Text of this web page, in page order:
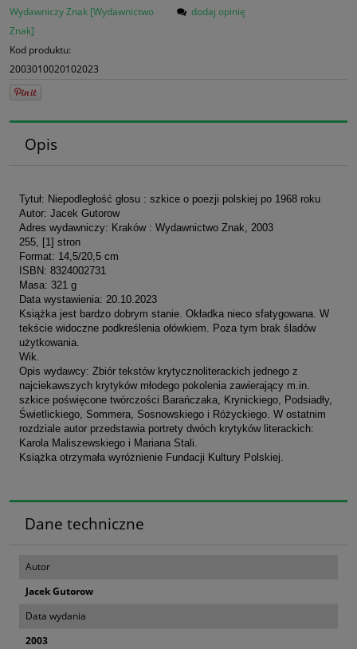
Wydawniczy Znak [Wydawnictwo
Znak]
Kod produktu:
2003010020102023
dodaj opinię
Opis
Tytuł: Niepodległość głosu : szkice o poezji polskiej po 1968 roku
Autor: Jacek Gutorow
Adres wydawniczy: Kraków : Wydawnictwo Znak, 2003
255, [1] stron
Format: 14,5/20,5 cm
ISBN: 8324002731
Masa: 321 g
Data wystawienia: 20.10.2023
Książka jest bardzo dobrym stanie. Okładka nieco sfatygowana. W
tekście widoczne podkreślenia ołówkiem. Poza tym brak śladów
użytkowania.
Wik.
Opis wydawcy: Zbiór tekstów krytycznoliterackich jednego z
najciekawszych krytyków młodego pokolenia zawierający m.in.
szkice poświęcone twórczości Barańczaka, Krynickiego, Podsiadły,
Świetlickiego, Sommera, Sosnowskiego i Różyckiego. W ostatnim
rozdziale autor przedstawia portrety dwóch krytyków literackich:
Karola Maliszewskiego i Mariana Stali.
Książka otrzymała wyróżnienie Fundacji Kultury Polskiej.
Dane techniczne
Autor
Jacek Gutorow
Data wydania
2003